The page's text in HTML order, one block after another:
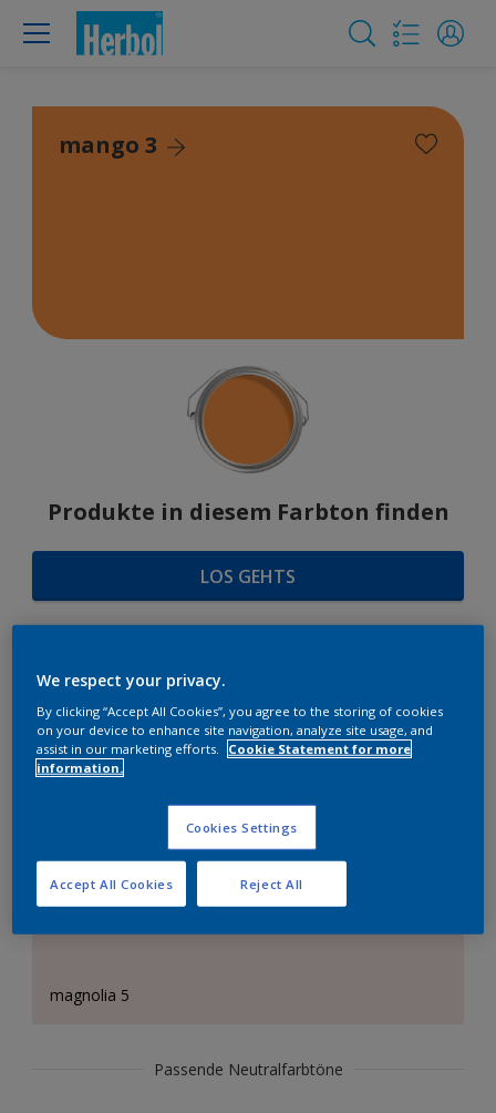
mango 3
Produkte in diesem Farbton finden
LOS GEHTS
FARBAUSWAHL
magnolia 5
Passende Neutralfarbtöne
We respect your privacy.
By clicking “Accept All Cookies”, you agree to the storing of cookies
on your device to enhance site navigation, analyze site usage, and
assist in our marketing efforts.
Cookie Statement for more
information.
Cookies Settings
Reject All
Accept All Cookies